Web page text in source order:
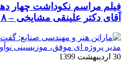
فیلم مراسم نکوداشت چهار
آقای دکتر علینقی مشایخی – ۸ آبان ماه ۹۹
30 اردیبهشت 1399